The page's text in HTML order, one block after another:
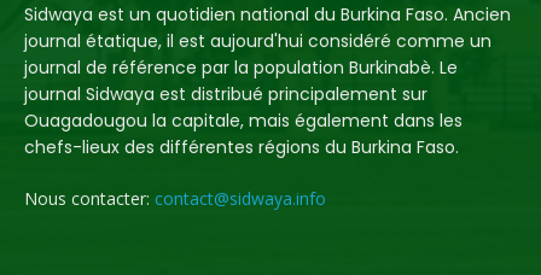
Sidwaya est un quotidien national du Burkina Faso. Ancien
journal étatique, il est aujourd'hui considéré comme un
journal de référence par la population Burkinabè. Le
journal Sidwaya est distribué principalement sur
Ouagadougou la capitale, mais également dans les
chefs-lieux des différentes régions du Burkina Faso.
Nous contacter: contact@sidwaya.info